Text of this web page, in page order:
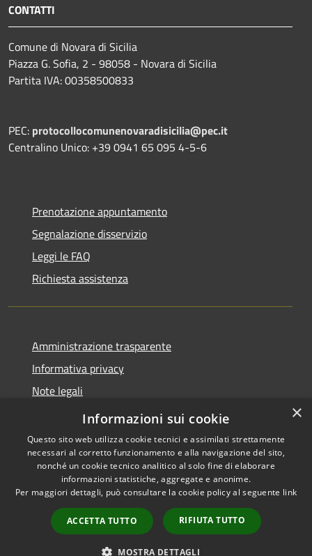
CONTATTI
Comune di Novara di Sicilia
Piazza G. Sofia, 2 - 98058 - Novara di Sicilia
Partita IVA: 00358500833
PEC: protocollocomunenovaradisicilia@pec.it
Centralino Unico: +39 0941 65 095 4-5-6
Prenotazione appuntamento
Segnalazione disservizio
Leggi le FAQ
Richiesta assistenza
Amministrazione trasparente
Informativa privacy
Note legali
Dichiarazione di accessibilità
Accessibilità
Copyright © 2026 • Comune di
Novara di Sicilia • Powered by
Municipium•
Accesso
redazione
×
Informazioni sui cookie
Questo sito web utilizza cookie tecnici e assimilati strettamente
necessari al corretto funzionamento e alla navigazione del sito,
nonché un cookie tecnico analitico al solo fine di elaborare
informazioni statistiche, aggregate e anonime.
Per maggiori dettagli, può consultare la cookie policy al seguente link
ACCETTA TUTTO RIFIUTA TUTTO
MOSTRA DETTAGLI